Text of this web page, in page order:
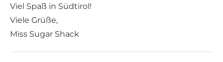
Viel Spaß in Südtirol!
Viele Grüße,
Miss Sugar Shack